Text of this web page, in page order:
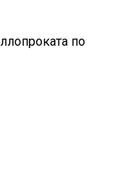
по